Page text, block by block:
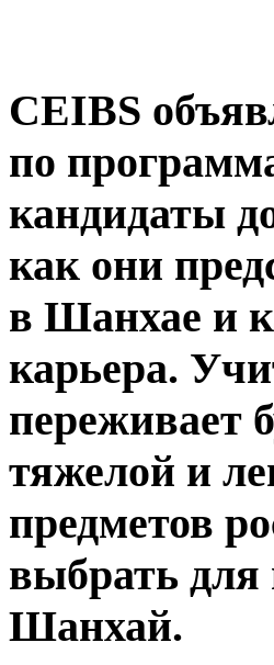
CEIBS
по
кандидаты
как они
в Шанхае и
карьера.
переживает
тяжелой и
предметов
выбрать
Шанхай.